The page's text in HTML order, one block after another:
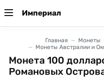
Империал
Главная Монеты
Монеты Австралии и
Монета 100
Романовых